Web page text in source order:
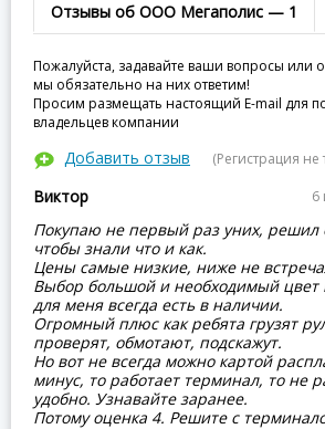
Отзывы об ООО Мегаполис — 1
Пожалуйста, задавайте ваши вопросы или
мы обязательно на них ответим!
Просим размещать настоящий E-mail для
владельцев компании
Добавить отзыв (Регистрация не
Виктор 6
Покупаю не первый раз уних, решил
чтобы знали что и как.
Цены самые низкие, ниже не
Выбор большой и необходимый цвет
для меня всегда есть в наличии.
Огромный плюс как ребята грузят
проверят, обмотают, подскажут.
Но вот не всегда можно картой
минус, то работает терминал, то не
удобно. Узнавайте заранее.
Потому оценка 4. Решите с